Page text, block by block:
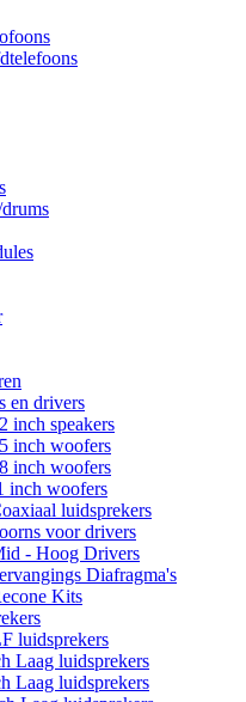
en drivers
inch speakers
inch woofers
inch woofers
inch woofers
luidsprekers
voor drivers
- Hoog Drivers
Diafragma's
Kits
luidsprekers
Laag luidsprekers
Laag luidsprekers